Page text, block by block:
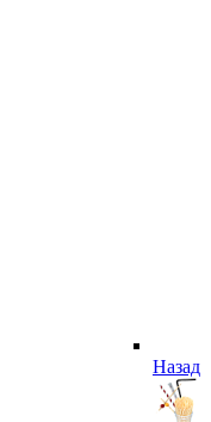
Назад